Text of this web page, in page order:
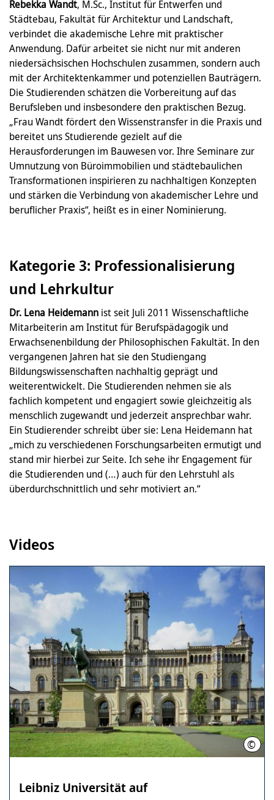
Rebekka Wandt, M.Sc., Institut für Entwerfen und
Städtebau, Fakultät für Architektur und Landschaft,
verbindet die akademische Lehre mit praktischer
Anwendung. Dafür arbeitet sie nicht nur mit anderen
niedersächsischen Hochschulen zusammen, sondern auch
mit der Architektenkammer und potenziellen Bauträgern.
Die Studierenden schätzen die Vorbereitung auf das
Berufsleben und insbesondere den praktischen Bezug.
„Frau Wandt fördert den Wissenstransfer in die Praxis und
bereitet uns Studierende gezielt auf die
Herausforderungen im Bauwesen vor. Ihre Seminare zur
Umnutzung von Büroimmobilien und städtebaulichen
Transformationen inspirieren zu nachhaltigen Konzepten
und stärken die Verbindung von akademischer Lehre und
beruflicher Praxis“, heißt es in einer Nominierung.
Kategorie 3: Professionalisierung
und Lehrkultur
Dr. Lena Heidemann ist seit Juli 2011 Wissenschaftliche
Mitarbeiterin am Institut für Berufspädagogik und
Erwachsenenbildung der Philosophischen Fakultät. In den
vergangenen Jahren hat sie den Studiengang
Bildungswissenschaften nachhaltig geprägt und
weiterentwickelt. Die Studierenden nehmen sie als
fachlich kompetent und engagiert sowie gleichzeitig als
menschlich zugewandt und jederzeit ansprechbar wahr.
Ein Studierender schreibt über sie: Lena Heidemann hat
„mich zu verschiedenen Forschungsarbeiten ermutigt und
stand mir hierbei zur Seite. Ich sehe ihr Engagement für
die Studierenden und (…) auch für den Lehrstuhl als
überdurchschnittlich und sehr motiviert an.“
Videos
©
Leibniz Universität auf